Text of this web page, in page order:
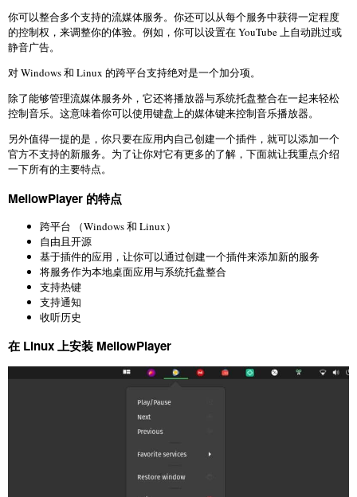
你可以整合多个支持的流媒体服务。你还可以从每个服务中获得一定程度
的控制权，来调整你的体验。例如，你可以设置在 YouTube 上自动跳过或
静音广告。
对 Windows 和 Linux 的跨平台支持绝对是一个加分项。
除了能够管理流媒体服务外，它还将播放器与系统托盘整合在一起来轻松
控制音乐。这意味着你可以使用键盘上的媒体键来控制音乐播放器。
另外值得一提的是，你只要在应用内自己创建一个插件，就可以添加一个
官方不支持的新服务。为了让你对它有更多的了解，下面就让我重点介绍
一下所有的主要特点。
MellowPlayer 的特点
跨平台 （Windows 和 Linux）
自由且开源
基于插件的应用，让你可以通过创建一个插件来添加新的服务
将服务作为本地桌面应用与系统托盘整合
支持热键
支持通知
收听历史
在 Linux 上安装 MellowPlayer